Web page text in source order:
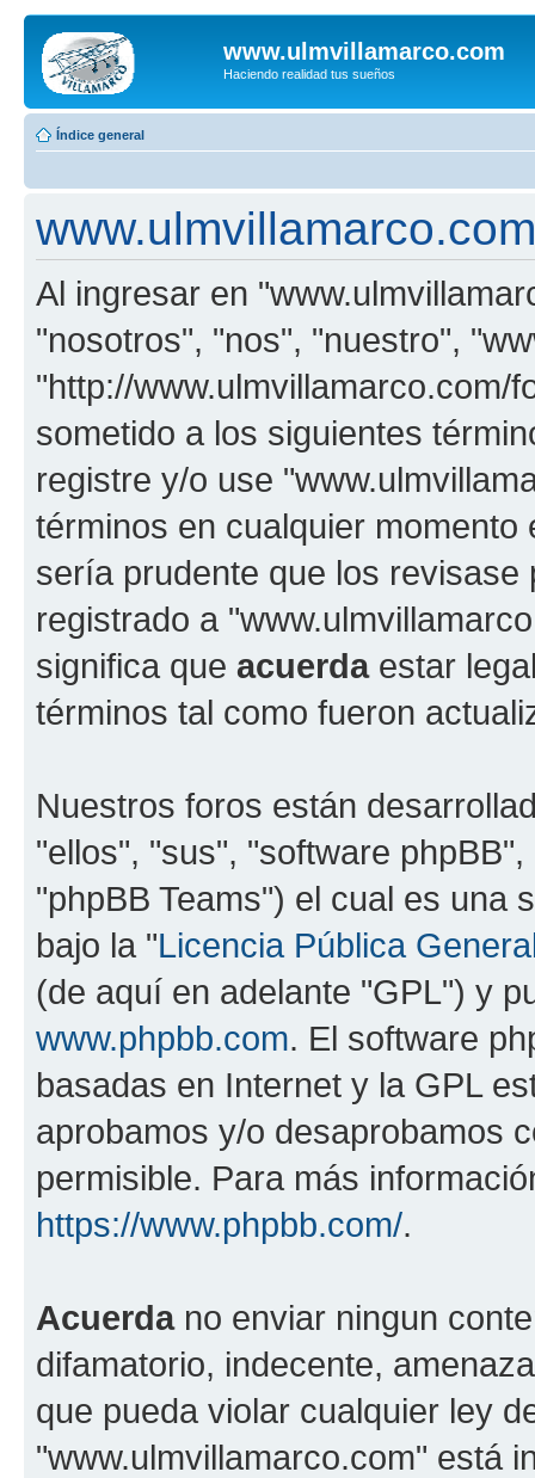
www.ulmvillamarco.com
Haciendo realidad tus sueños
Índice general
Al ingresar en
"nosotros", "nos", "nuestro",
"http://www.ulmvillamarco.com/
sometido a los siguientes
registre y/o use
términos en cualquier
sería prudente que los
registrado a
significa que acuerdaestar
términos tal como fueron
Nuestros foros están
"ellos", "sus", "software
"phpBB Teams") el cual es una
bajo la "Licencia Pública
(de aquí en adelante "GPL") y
www.phpbb.com. El software
basadas en Internet y la GPL
aprobamos y/o desaprobamos
permisible. Para más
https://www.phpbb.com/.
Acuerdano enviar ningun
difamatorio, indecente,
que pueda violar cualquier ley
"www.ulmvillamarco.com" está